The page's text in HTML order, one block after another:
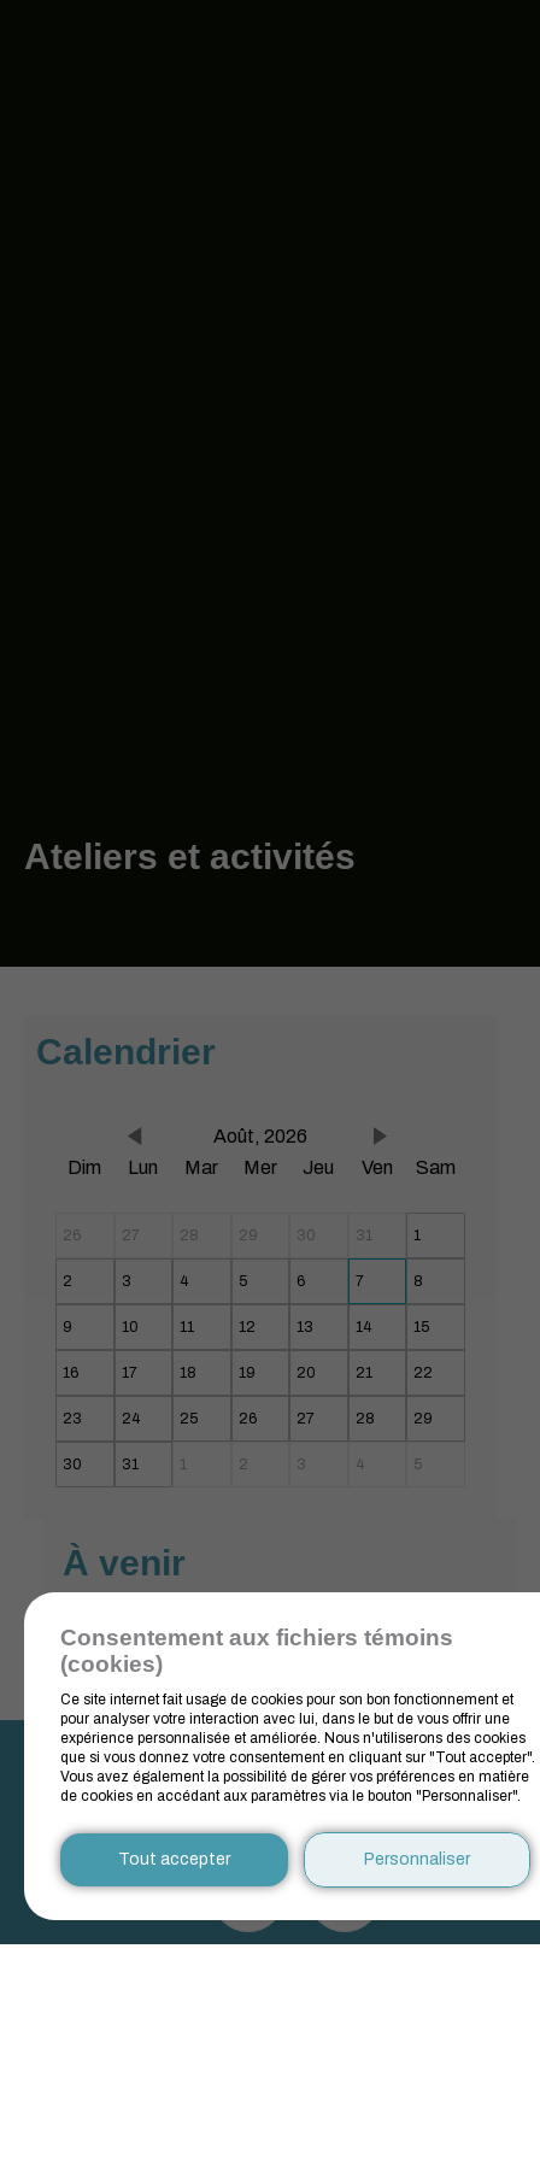
Ateliers et activités
Calendrier
Août, 2026
Dim
Lun Mar Mer Jeu Ven Sam
26 27 28 29 30 31 1
2 3 4 5 6 7 8
9 10 11 12 13 14 15
16 17 18 19 20 21 22
23 24 25 26 27 28 29
30 31 1 2 3 4 5
À venir
mensuelle
Consentement aux fichiers témoins
(cookies)
Ce site internet fait usage de cookies pour son bon fonctionnement et
pour analyser votre interaction avec lui, dans le but de vous offrir une
expérience personnalisée et améliorée. Nous n'utiliserons des cookies
que si vous donnez votre consentement en cliquant sur "Tout accepter".
Vous avez également la possibilité de gérer vos préférences en matière
de cookies en accédant aux paramètres via le bouton "Personnaliser".
Tout accepter Personnaliser